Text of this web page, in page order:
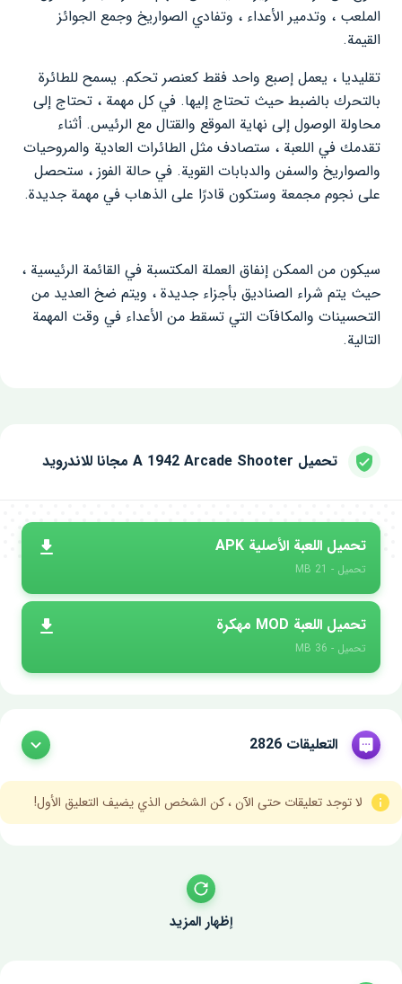
الملعب ، وتدمير الأعداء ، وتفادي الصواريخ وجمع الجوائز
القيمة.
تقليديا ، يعمل إصبع واحد فقط كعنصر تحكم. يسمح للطائرة
بالتحرك بالضبط حيث تحتاج إليها. في كل مهمة ، تحتاج إلى
محاولة الوصول إلى نهاية الموقع والقتال مع الرئيس. أثناء
تقدمك في اللعبة ، ستصادف مثل الطائرات العادية والمروحيات
والصواريخ والسفن والدبابات القوية. في حالة الفوز ، ستحصل
على نجوم مجمعة وستكون قادرًا على الذهاب في مهمة جديدة.
سيكون من الممكن إنفاق العملة المكتسبة في القائمة الرئيسية ،
حيث يتم شراء الصناديق بأجزاء جديدة ، ويتم ضخ العديد من
التحسينات والمكافآت التي تسقط من الأعداء في وقت المهمة
التالية.
تحميل A 1942 Arcade Shooter مجانا للاندرويد
تحميل اللعبة الأصلية APK
تحميل - 21 MB
تحميل اللعبة MOD مهكرة
تحميل - 36 MB
التعليقات 2826
لا توجد تعليقات حتى الآن ، كن الشخص الذي يضيف التعليق الأول!
إظهار المزيد